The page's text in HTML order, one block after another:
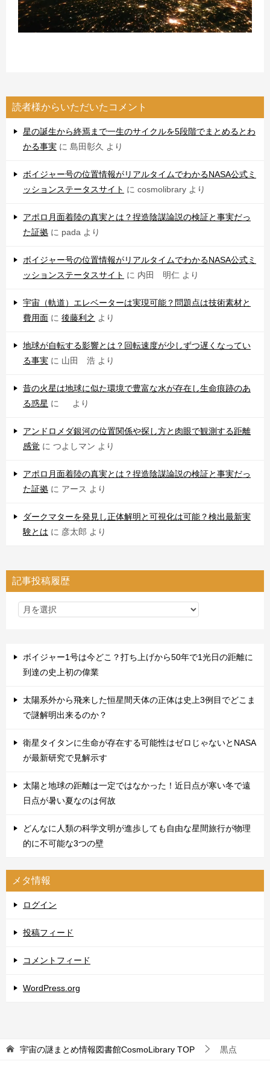
読者様からいただいたコメント
星の誕生から終焉まで一生のサイクルを5段階でまとめるとわ
かる事実 に 島田彰久 より
ボイジャー号の位置情報がリアルタイムでわかるNASA公式ミ
ッションステータスサイト に cosmolibrary より
アポロ月面着陸の真実とは？捏造陰謀論説の検証と事実だっ
た証拠 に pada より
ボイジャー号の位置情報がリアルタイムでわかるNASA公式ミ
ッションステータスサイト に 内田 明仁 より
宇宙（軌道）エレベーターは実現可能？問題点は技術素材と
費用面 に 後藤利之 より
地球が自転する影響とは？回転速度が少しずつ遅くなってい
る事実 に 山田 浩 より
昔の火星は地球に似た環境で豊富な水が存在し生命痕跡のあ
る惑星 に より
アンドロメダ銀河の位置関係や探し方と肉眼で観測する距離
感覚 に つよしマン より
アポロ月面着陸の真実とは？捏造陰謀論説の検証と事実だっ
た証拠 に アース より
ダークマターを発見し正体解明と可視化は可能？検出最新実
験とは に 彦太郎 より
記事投稿履歴
ボイジャー1号は今どこ？打ち上げから50年で1光日の距離に
到達の史上初の偉業
太陽系外から飛来した恒星間天体の正体は史上3例目でどこま
で謎解明出来るのか？
衛星タイタンに生命が存在する可能性はゼロじゃないとNASA
が最新研究で見解示す
太陽と地球の距離は一定ではなかった！近日点が寒い冬で遠
日点が暑い夏なのは何故
どんなに人類の科学文明が進歩しても自由な星間旅行が物理
的に不可能な3つの壁
メタ情報
ログイン
投稿フィード
コメントフィード
WordPress.org
宇宙の謎まとめ情報図書館CosmoLibrary TOP 黒点